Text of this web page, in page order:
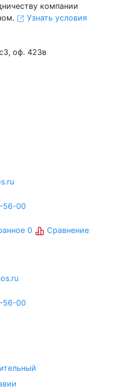
компании
Узнать условия
оф. 423в
56-00
0 Сравнение
56-00